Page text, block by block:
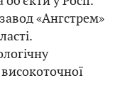
«Ангстрем»